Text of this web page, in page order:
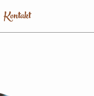
Kontakt